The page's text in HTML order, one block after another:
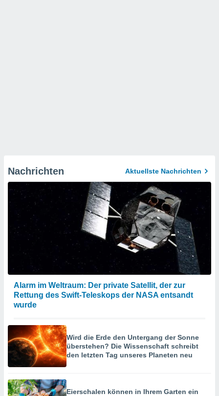
Nachrichten Aktuellste Nachrichten
Alarm im Weltraum: Der private Satellit, der zur
Rettung des Swift-Teleskops der NASA entsandt
wurde
Wird die Erde den Untergang der Sonne
überstehen? Die Wissenschaft schreibt
den letzten Tag unseres Planeten neu
Eierschalen können in Ihrem Garten ein